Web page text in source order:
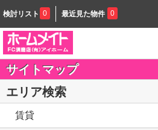
検討リスト 0 最近見た物件 0
サイトマップ
エリア検索
賃貸